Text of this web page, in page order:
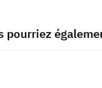
pourriez